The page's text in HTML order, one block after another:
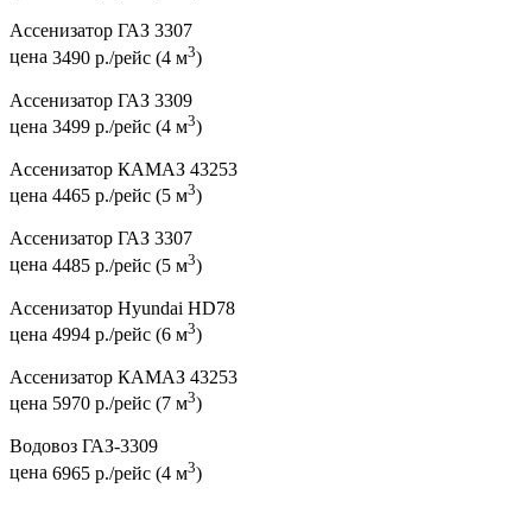
Ассенизатор ГАЗ 3307
цена 3490 р./рейс (4 м3)
Ассенизатор ГАЗ 3309
цена 3499 р./рейс (4 м3)
Ассенизатор КАМАЗ 43253
цена 4465 р./рейс (5 м3)
Ассенизатор ГАЗ 3307
цена 4485 р./рейс (5 м3)
Ассенизатор Hyundai HD78
цена 4994 р./рейс (6 м3)
Ассенизатор КАМАЗ 43253
цена 5970 р./рейс (7 м3)
Водовоз ГАЗ-3309
цена 6965 р./рейс (4 м3)